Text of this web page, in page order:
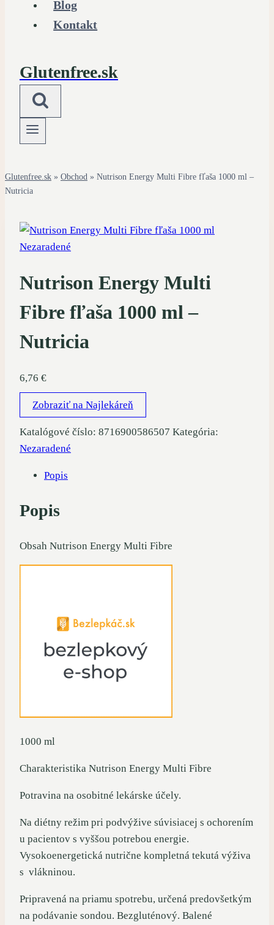
Blog
Kontakt
Glutenfree.sk
Glutenfree.sk » Obchod » Nutrison Energy Multi Fibre fľaša 1000 ml –
Nutricia
Nezaradené
Nutrison Energy Multi
Fibre fľaša 1000 ml –
Nutricia
6,76 €
Zobraziť na Najlekáreň
Katalógové číslo: 8716900586507 Kategória:
Nezaradené
Popis
Popis
Obsah Nutrison Energy Multi Fibre
1000 ml
Charakteristika Nutrison Energy Multi Fibre
Potravina na osobitné lekárske účely.
Na diétny režim pri podvýžive súvisiacej s ochorením
u pacientov s vyššou potrebou energie.
Vysokoenergetická nutrične kompletná tekutá výživa
s vlákninou.
Pripravená na priamu spotrebu, určená predovšetkým
na podávanie sondou. Bezgluténový. Balené